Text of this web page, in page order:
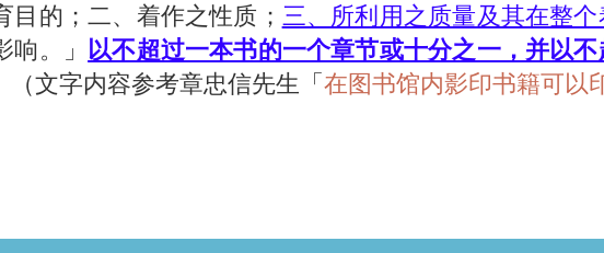
的；二、着作之性质； 三、所利用之质量及其在整个
。」
以不超过一本书的一个章节或十分之一，并以
（文字内容参考章忠信先生「 在图书馆内影印书籍可以